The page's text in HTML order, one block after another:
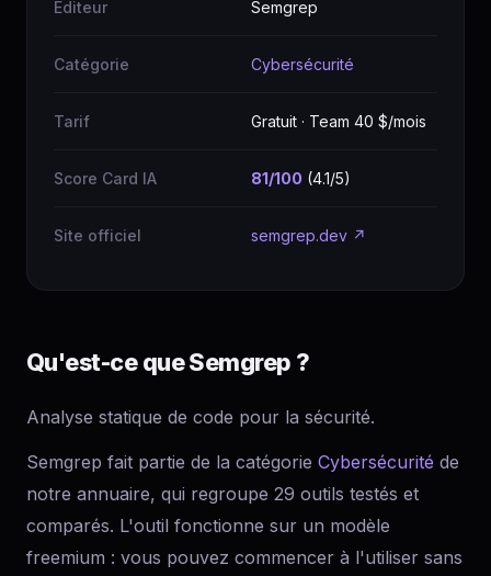
Éditeur Semgrep
Catégorie Cybersécurité
Tarif Gratuit · Team 40 $/mois
Score Card IA 81/100 (4.1/5)
Site officiel semgrep.dev ↗
Qu'est-ce que Semgrep ?
Analyse statique de code pour la sécurité.
Semgrep fait partie de la catégorie Cybersécurité de
notre annuaire, qui regroupe 29 outils testés et
comparés. L'outil fonctionne sur un modèle
freemium : vous pouvez commencer à l'utiliser sans